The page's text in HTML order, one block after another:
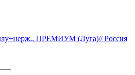
ПРЕМИУМ (Луга)// Россия